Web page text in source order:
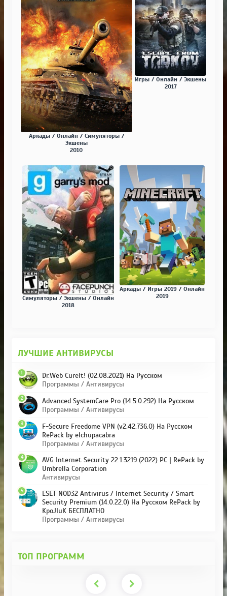
Аркады / Онлайн / Симуляторы /
Экшены
2010
Игры / Онлайн / Экшены
2017
Симуляторы / Экшены / Онлайн
2018
Аркады / Игры 2019 / Онлайн
2019
ЛУЧШИЕ АНТИВИРУСЫ
Dr.Web CureIt! (02.08.2021) На Русском
Программы / Антивирусы
1
Advanced SystemCare Pro (14.5.0.292) На Русском
Программы / Антивирусы
2
F-Secure Freedome VPN (v2.42.736.0) На Русском
RePack by elchupacabra
Программы / Антивирусы
3
AVG Internet Security 22.1.3219 (2022) PC | RePack by
Umbrella Corporation
Антивирусы
4
ESET NOD32 Antivirus / Internet Security / Smart
Security Premium (14.0.22.0) На Русском RePack by
KpoJIuK БЕСПЛАТНО
Программы / Антивирусы
5
ТОП ПРОГРАММ